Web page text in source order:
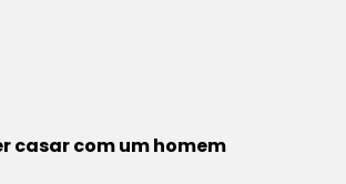
casar com um homem